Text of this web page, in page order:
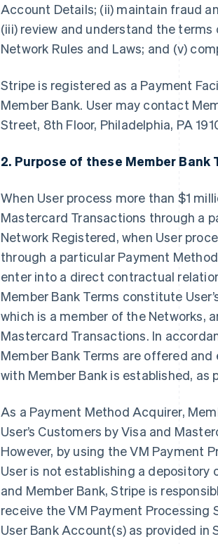
Account Details; (ii) maintain fraud
(iii) review and understand the
Network Rules and Laws; and (v)
Stripe is registered as a Payment
Member Bank. User may contact
Street, 8th Floor, Philadelphia, PA
2. Purpose of these Member Bank
When User process more than $1
Mastercard Transactions through a
Network Registered, when User
through a particular Payment
enter into a direct contractual
Member Bank Terms constitute
which is a member of the Networks,
Mastercard Transactions. In
Member Bank Terms are offered
with Member Bank is established,
As a Payment Method Acquirer,
User’s Customers by Visa and
However, by using the VM Payment
User is not establishing a depository
and Member Bank, Stripe is
receive the VM Payment Processing
User Bank Account(s) as provided